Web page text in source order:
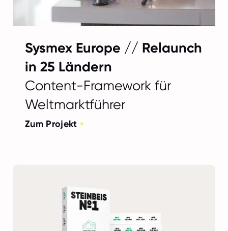
Sysmex Europe // Relaunch
in 25 Ländern
Content-Framework für
Weltmarktführer
Zum Projekt